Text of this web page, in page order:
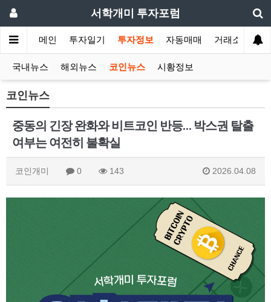
서학개미 투자포럼
메인 투자일기 투자정보 자동매매 거래소
국내뉴스 해외뉴스 코인뉴스 시황정보
코인뉴스
중동의 긴장 완화와 비트코인 반등… 박스권 탈출
여부는 여전히 불확실
코인개미 0 143 2026.04.08